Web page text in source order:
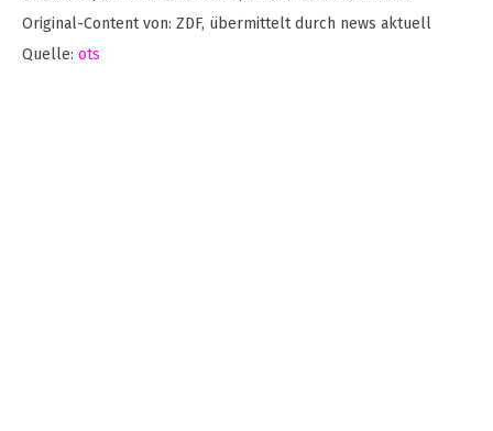
Original-Content von: ZDF, übermittelt durch news aktuell
Quelle: ots